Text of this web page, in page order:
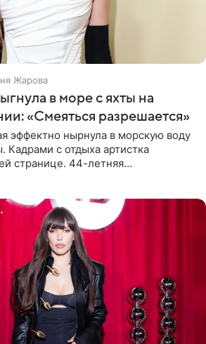
Жарова
в море с яхты на
«Смеяться разрешается»
эффектно нырнула в морскую воду
Кадрами с отдыха артистка
странице. 44-летняя